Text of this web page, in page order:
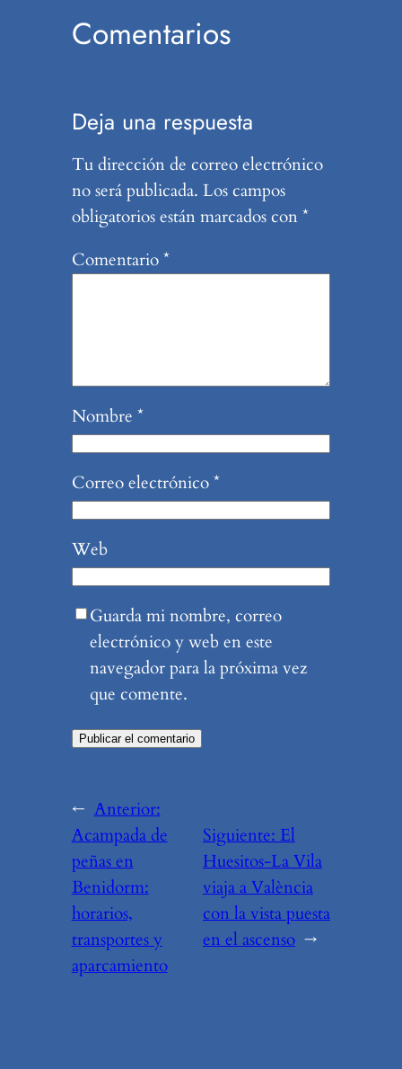
Comentarios
Deja una respuesta
Tu dirección de correo electrónico
no será publicada. Los campos
obligatorios están marcados con*
Comentario*
Nombre *
Correo electrónico*
Web
Guarda mi nombre, correo
electrónico y web en este
navegador para la próxima vez
que comente.
← Anterior:
Acampada de
peñas en
Benidorm:
horarios,
transportes y
aparcamiento
Siguiente: El
Huesitos-La Vila
viaja a València
con la vista puesta
en el ascenso →